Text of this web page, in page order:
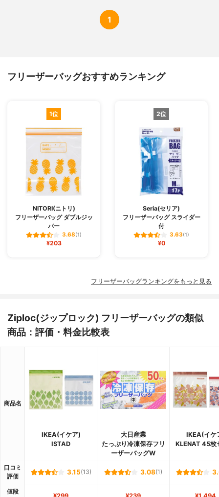
1
フリーザーバッグおすすめランキング
1位
NITORI(ニトリ)
フリーザーバッグ ダブルジッ
パー
3.68(1)
¥203
2位
Seria(セリア)
フリーザーバッグ スライダー
付
3.63(1)
¥0
フリーザーバッグランキングをもっと見る
Ziploc(ジップロック) フリーザーバッグの類似
商品：評価・料金比較表
商品名
IKEA(イケア)
ISTAD
大日産業
たっぷり冷凍保存フリ
ーザーバッグW
IKEA(イケ
KLENAT 45枚
口コミ
評価
3.15(13) 3.08(1)
値段